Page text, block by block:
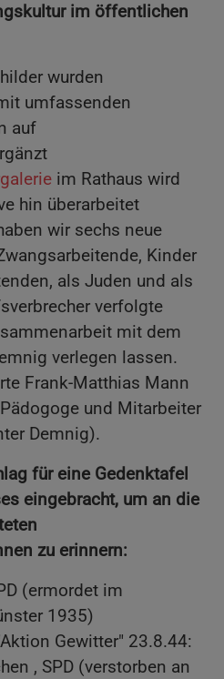
im öffentlichen
wurden
umfassenden
auf
im Rathaus wird
hin überarbeitet
wir sechs neue
Kinder
als Juden und als
verfolgte
mit dem
verlegen lassen.
Frank-Matthias Mann
und Mitarbeiter
Demnig).
für eine Gedenktafel
eingebracht, um an die
zu erinnern:
(ermordet im
1935)
Gewitter" 23.8.44:
, SPD (verstorben an